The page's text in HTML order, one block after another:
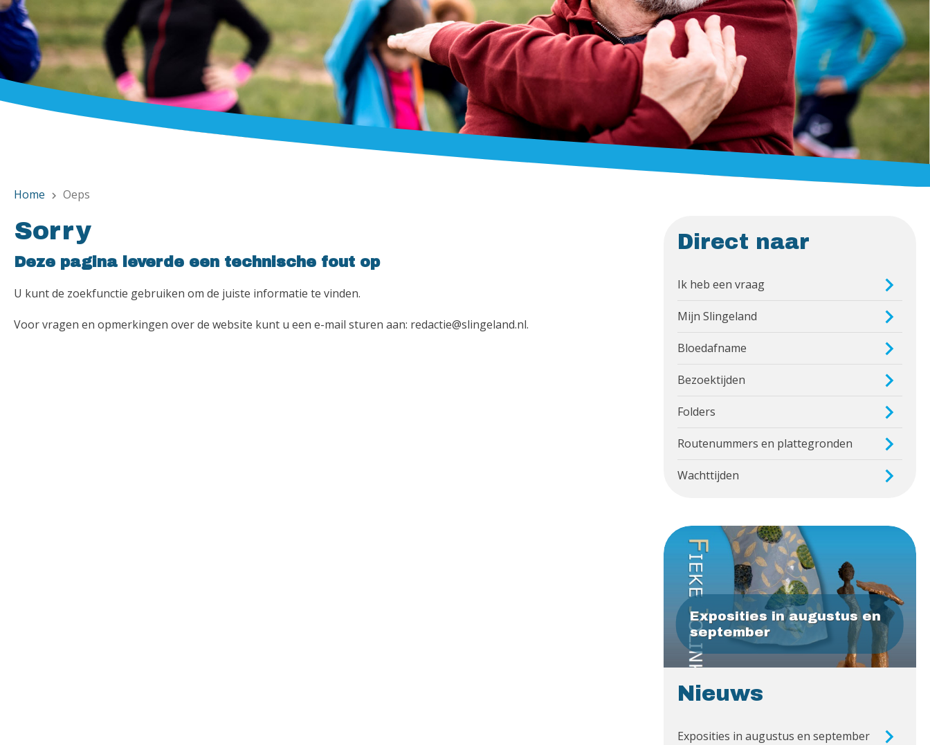
Home chevron_right Oeps
Sorry
Deze pagina leverde een technische fout op
U kunt de zoekfunctie gebruiken om de juiste informatie te vinden.
Voor vragen en opmerkingen over de website kunt u een e-mail sturen aan: redactie@slingeland.nl.
Direct naar
Ik heb een vraag
Mijn Slingeland
Bloedafname
Bezoektijden
Folders
Routenummers en plattegronden
Wachttijden
Exposities in augustus en
september
Nieuws
Exposities in augustus en september